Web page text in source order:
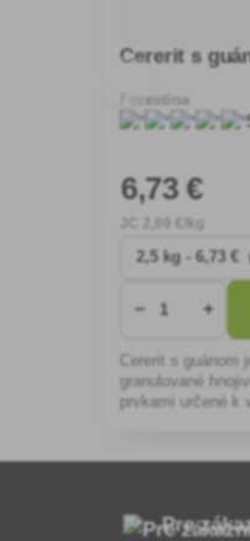
Cererit s
Forestina
6,73 €
2 ,69 €/kg
− +
Cererit s guánom
granulované
prvkami určené k
Pre